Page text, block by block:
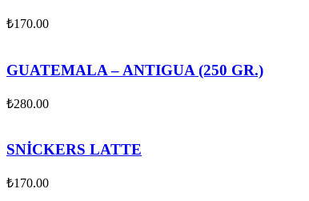
₺170.00
GUATEMALA – ANTIGUA (250 GR.)
₺280.00
SNİCKERS LATTE
₺170.00